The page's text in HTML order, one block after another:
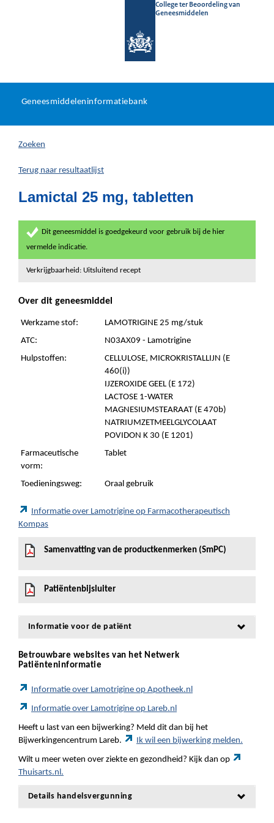
College ter Beoordeling van
Geneesmiddelen
U
hier:
Geneesmiddeleninformatiebank
Zoeken
Terug naar resultaatlijst
Lamictal 25 mg, tabletten
Dit geneesmiddel is goedgekeurd voor gebruik bij de hier
vermelde indicatie.
Verkrijgbaarheid: Uitsluitend recept
Over dit geneesmiddel
Werkzame stof:
LAMOTRIGINE 25 mg/stuk
ATC:
N03AX09 - Lamotrigine
Hulpstoffen:
CELLULOSE, MICROKRISTALLIJN (E
460(i))
IJZEROXIDE GEEL (E 172)
LACTOSE 1-WATER
MAGNESIUMSTEARAAT (E 470b)
NATRIUMZETMEELGLYCOLAAT
POVIDON K 30 (E 1201)
Farmaceutische
vorm:
Tablet
Toedieningsweg: Oraal gebruik
Informatie over Lamotrigine op Farmacotherapeutisch
Kompas
Samenvatting van de productkenmerken (SmPC)
Patiëntenbijsluiter
Informatie voor de patiënt
Betrouwbare websites van het Netwerk
Patiënteninformatie
Informatie over Lamotrigine op Apotheek.nl
Informatie over Lamotrigine op Lareb.nl
Heeft u last van een bijwerking? Meld dit dan bij het
Bijwerkingencentrum Lareb.
Ik wil een bijwerking melden.
Wilt u meer weten over ziekte en gezondheid? Kijk dan op
Thuisarts.nl.
Details handelsvergunning